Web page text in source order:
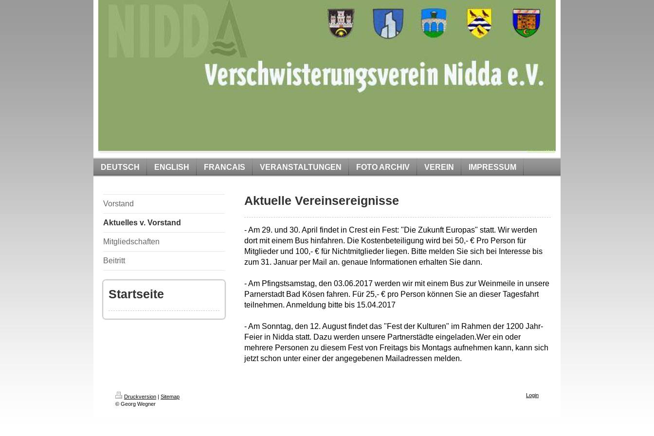
twinning-nidda.de
DEUTSCH ENGLISH FRANCAIS VERANSTALTUNGEN FOTO ARCHIV VEREIN IMPRESSUM
Vorstand
Aktuelles v. Vorstand
Mitgliedschaften
Beitritt
Startseite
Aktuelle Vereinsereignisse
- Am 29. und 30. April findet in Crest ein Fest: "Die Zukunft Europas" statt. Wir werden
dort mit einem Bus hinfahren. Die Kostenbeteiligung wird bei 50,- € Pro Person für
Mitglieder und 100,- € für Nichtmitglieder liegen. Bitte melden Sie sich bei Interesse bis
zum 31. Januar per Mail an. genaue Informationen erhalten Sie dann.
- Am Pfingstsamstag, den 03.06.2017 werden wir mit einem Bus zur Weinmeile in unsere
Parnerstadt Bad Kösen fahren. Für 25,- € pro Person können Sie an dieser Tagesfahrt
teilnehmen. Anmeldung bitte bis 15.04.2017
- Am Sonntag, den 12. August findet das "Fest der Kulturen" im Rahmen der 1200 Jahr-
Feier in Nidda statt. Dazu werden unsere Partnerstädte eingeladen.Wer ein oder
mehrere Personen zu diesem Fest von Freitags bis Montags aufnehmen kann, kann sich
jetzt schon unter einer der angegebenen Mailadressen melden.
Druckversion | Sitemap
© Georg Wegner
Login